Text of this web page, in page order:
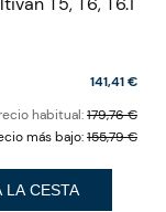
932,34 €
141,41 €
habitual:179,76 €
más bajo:155,79 €
LA CESTA